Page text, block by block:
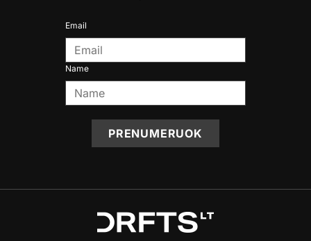
Email
Name
PRENUMERUOK